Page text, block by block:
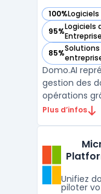
100%
— voir Domo
95%Logiciels
— voir Domo
85%
— voir Domo
Domo.AI
gestion des
opérations
Cette
Plus d’infos
Unifiez
piloter